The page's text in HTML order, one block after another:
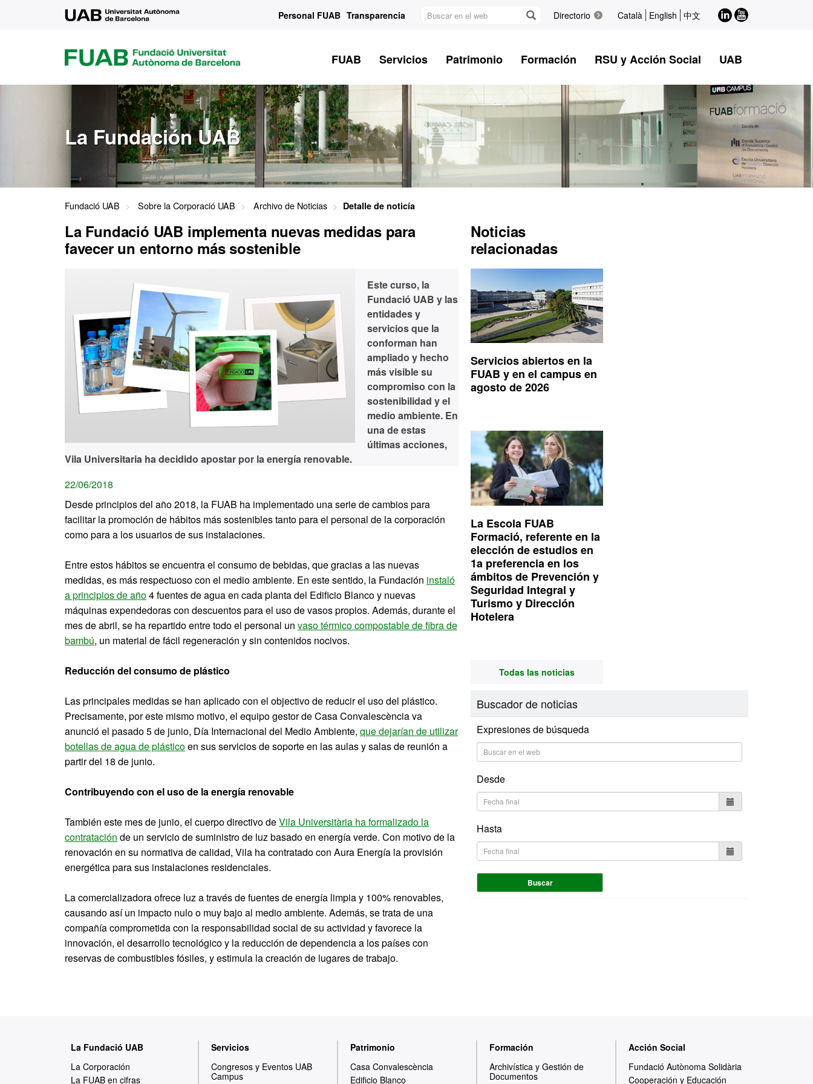
Personal FUAB Transparencia
Buscar
Directorio Català English 中文 LinkedIn
Youtube
FUAB
FUNDACIÓ
UNIVERSITAT
AUTÒNOMA
BARCELONA
FUAB Servicios Patrimonio Formación RSU y Acción Social UAB
La Fundación UAB
Fundació UAB Sobre la Corporació UAB Archivo de Noticias Detalle de noticía
La Fundació UAB implementa nuevas medidas para
favecer un entorno más sostenible
Este curso, la
Fundació UAB y las
entidades y
servicios que la
conforman han
ampliado y hecho
más visible su
compromiso con la
sostenibilidad y el
medio ambiente. En
una de estas
últimas acciones,
Vila Universitaria ha decidido apostar por la energía renovable.
22/06/2018
Desde principios del año 2018, la FUAB ha implementado una serie de cambios para
facilitar la promoción de hábitos más sostenibles tanto para el personal de la corporación
como para a los usuarios de sus instalaciones.
Entre estos hábitos se encuentra el consumo de bebidas, que gracias a las nuevas
medidas, es más respectuoso con el medio ambiente. En este sentido, la Fundación instaló
a principios de año4 fuentes de agua en cada planta del Edificio Blanco y nuevas
máquinas expendedoras con descuentos para el uso de vasos propios. Además, durante el
mes de abril, se ha repartido entre todo el personal un vaso térmico compostable de fibra de
bambú, un material de fácil regeneración y sin contenidos nocivos.
Reducción del consumo de plástico
Las principales medidas se han aplicado con el objectivo de reducir el uso del plástico.
Precisamente, por este mismo motivo, el equipo gestor de Casa Convalescència va
anunció el pasado 5 de junio, Día Internacional del Medio Ambiente, que dejarían de utilizar
botellas de agua de plásticoen sus servicios de soporte en las aulas y salas de reunión a
partir del 18 de junio.
Contribuyendo con el uso de la energía renovable
También este mes de junio, el cuerpo directivo deVila Universitària ha formalizado la
contratación de un servicio de suministro de luz basado en energía verde. Con motivo de la
renovación en su normativa de calidad, Vila ha contratado con Aura Energía la provisión
energética para sus instalaciones residenciales.
La comercializadora ofrece luz a través de fuentes de energía limpia y 100% renovables,
causando así un impacto nulo o muy bajo al medio ambiente. Además, se trata de una
compañía comprometida con la responsabilidad social de su actividad y favorece la
innovación, el desarrollo tecnológico y la reducción de dependencia a los países con
reservas de combustibles fósiles, y estimula la creación de lugares de trabajo.
Noticias
relacionadas
Servicios abiertos en la
FUAB y en el campus en
agosto de 2026
La Escola FUAB
Formació, referente en la
elección de estudios en
1a preferencia en los
ámbitos de Prevención y
Seguridad Integral y
Turismo y Dirección
Hotelera
Todas las noticias
Buscador de noticias
Expresiones de búsqueda
Desde
Hasta
Buscar
La Fundació UAB
La Corporación
La FUAB en cifras
Servicios
Congresos y Eventos UAB
Campus
Patrimonio
Casa Convalescència
Edificio Blanco
Formación
Archivística y Gestión de
Documentos
Acción Social
Fundació Autònoma Solidària
Cooperación y Educación